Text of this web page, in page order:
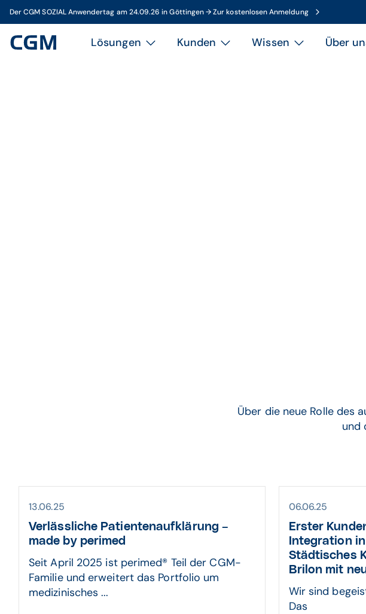
Der CGM SOZIAL Anwendertag am 24.09.26 in Göttingen → Zur kostenlosen Anmeldung
Lösungen Kunden Wissen Über
Über die neue Rolle des
und
13.06.25
Verläss­liche Patienten­auf­klärung –
made by perimed
Seit April 2025 ist perimed® Teil der CGM-
Familie und erweitert das Portfolio um
medizinisches ...
06.06.25
Erster
Integration in
Städtisches
Brilon mit
Wir sind
Das